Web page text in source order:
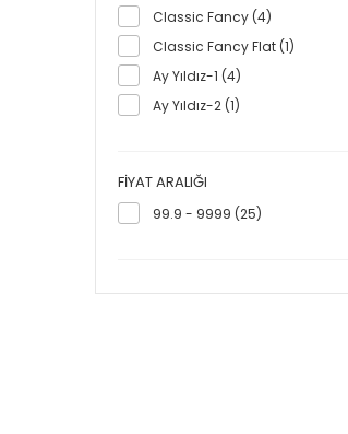
Classic Fancy (4)
Classic Fancy Flat (1)
Ay Yıldız-1 (4)
Ay Yıldız-2 (1)
FIYAT ARALIĞI
99.9 - 9999 (25)